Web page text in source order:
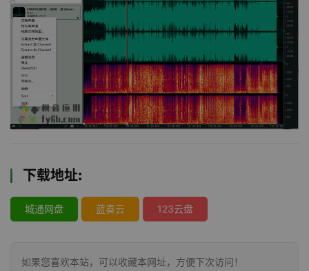
下载地址:
城通网盘 蓝奏云 123云盘
如果您喜欢本站，可以收藏本网址，方便下次访问！